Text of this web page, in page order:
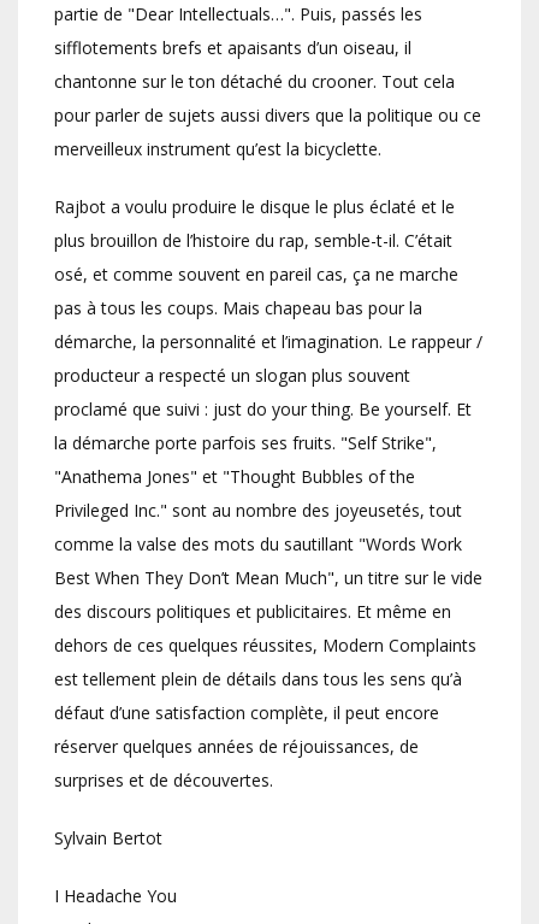
partie de "Dear Intellectuals…". Puis, passés les
sifflotements brefs et apaisants d’un oiseau, il
chantonne sur le ton détaché du crooner. Tout cela
pour parler de sujets aussi divers que la politique ou ce
merveilleux instrument qu’est la bicyclette.
Rajbot a voulu produire le disque le plus éclaté et le
plus brouillon de l’histoire du rap, semble-t-il. C’était
osé, et comme souvent en pareil cas, ça ne marche
pas à tous les coups. Mais chapeau bas pour la
démarche, la personnalité et l’imagination. Le rappeur /
producteur a respecté un slogan plus souvent
proclamé que suivi : just do your thing. Be yourself. Et
la démarche porte parfois ses fruits. "Self Strike",
"Anathema Jones" et "Thought Bubbles of the
Privileged Inc." sont au nombre des joyeusetés, tout
comme la valse des mots du sautillant "Words Work
Best When They Don’t Mean Much", un titre sur le vide
des discours politiques et publicitaires. Et même en
dehors de ces quelques réussites, Modern Complaints
est tellement plein de détails dans tous les sens qu’à
défaut d’une satisfaction complète, il peut encore
réserver quelques années de réjouissances, de
surprises et de découvertes.
Sylvain Bertot
I Headache You